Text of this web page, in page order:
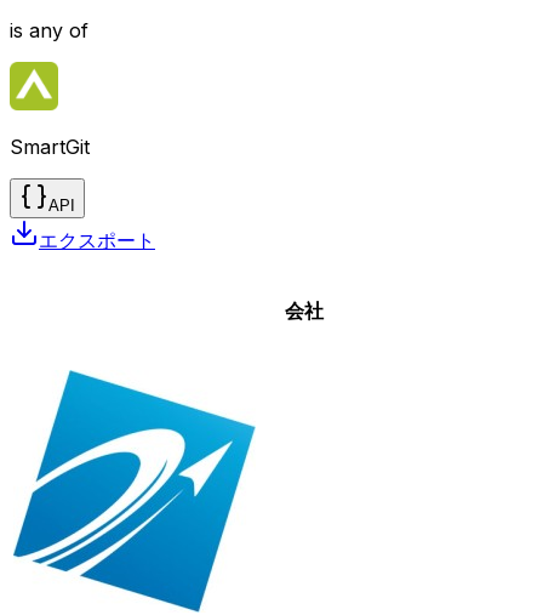
is any of
SmartGit
API
エクスポート
会社